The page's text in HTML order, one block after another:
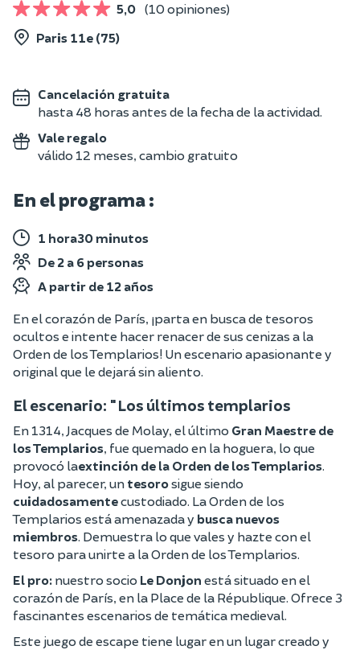
5,0 (10 opiniones)
Paris 11e (75)
Cancelación gratuita
hasta 48 horas antes de la fecha de la actividad.
Vale regalo
válido 12 meses, cambio gratuito
En el programa :
1 hora30 minutos
De 2 a 6 personas
A partir de 12 años
En el corazón de París, ¡parta en busca de tesoros
ocultos e intente hacer renacer de sus cenizas a la
Orden de los Templarios! Un escenario apasionante y
original que le dejará sin aliento.
El escenario: "Los últimos templarios
En 1314, Jacques de Molay, el último Gran Maestre de
los Templarios, fue quemado en la hoguera, lo que
provocó laextinción de la Orden de los Templarios.
Hoy, al parecer, un tesorosigue siendo
cuidadosamentecustodiado. La Orden de los
Templarios está amenazada y busca nuevos
miembros. Demuestra lo que vales y hazte con el
tesoro para unirte a la Orden de los Templarios.
El pro: nuestro socio Le Donjon está situado en el
corazón de París, en la Place de la République. Ofrece 3
fascinantes escenarios de temática medieval.
Este juego de escape tiene lugar en un lugar creado y